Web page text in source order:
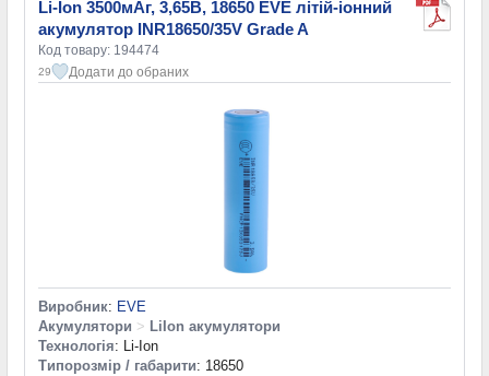
Li-Ion 3500мАг, 3,65В, 18650 EVE літій-іонний
акумулятор INR18650/35V Grade A
Код товару: 194474
29 Додати до обраних
Виробник: EVE
Акумулятори > LiIon акумулятори
Технологія: Li-Ion
Типорозмір / габарити: 18650